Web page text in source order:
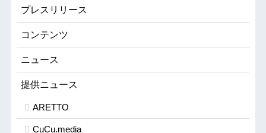
プレスリリース
コンテンツ
ニュース
提供ニュース
ARETTO
CuCu.media